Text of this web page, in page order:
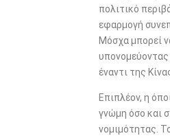
πολιτικό
εφαρμογή
Μόσχα μπορεί
υπονομεύοντας
έναντι της
Επιπλέον, η
γνώμη όσο και
νομιμότητας.